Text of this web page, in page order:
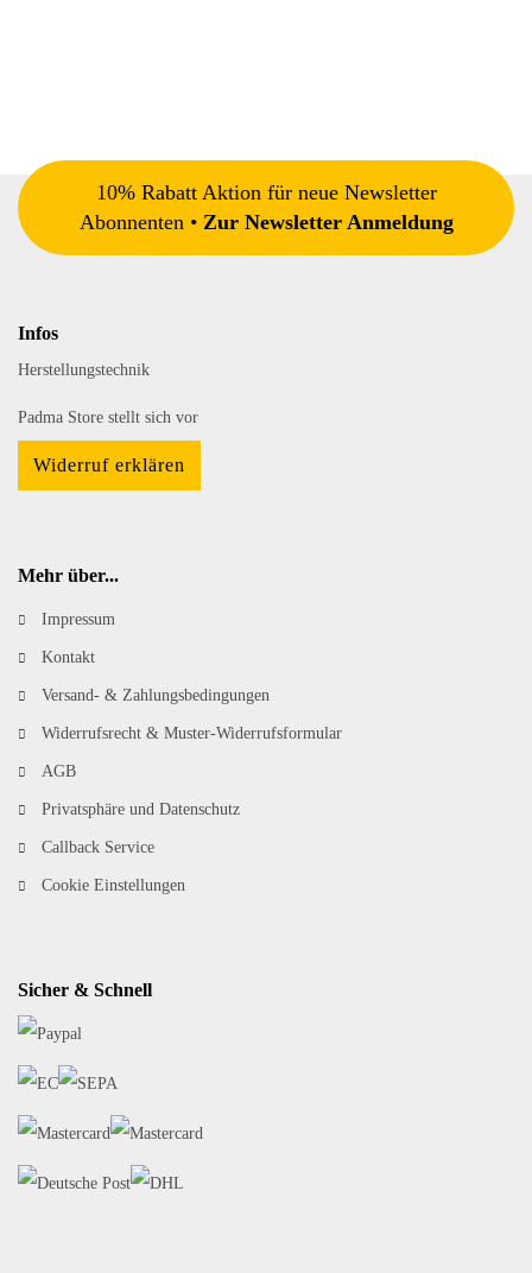
10% Rabatt Aktion für neue Newsletter
Abonnenten • Zur Newsletter Anmeldung
Infos
Herstellungstechnik
Padma Store stellt sich vor
Widerruf erklären
Mehr über...
Impressum
Kontakt
Versand- & Zahlungsbedingungen
Widerrufsrecht & Muster-Widerrufsformular
AGB
Privatsphäre und Datenschutz
Callback Service
Cookie Einstellungen
Sicher & Schnell